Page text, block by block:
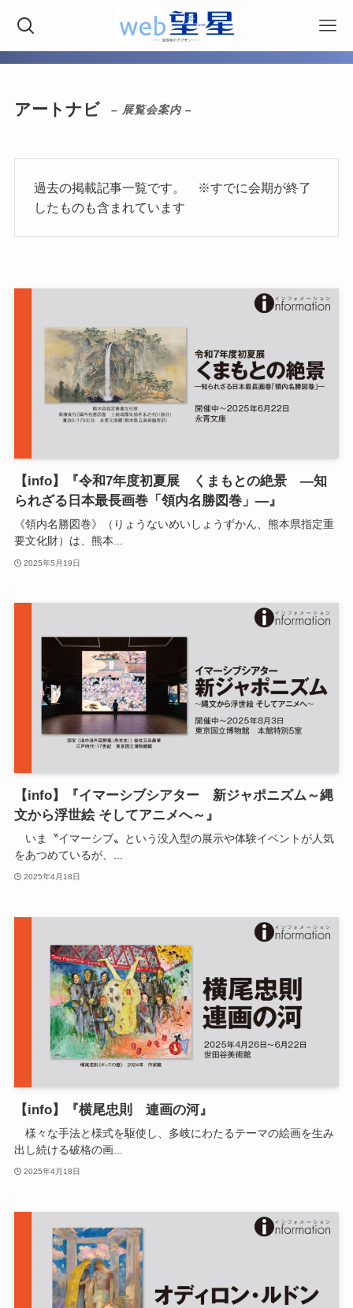
アートナビ – 展覧会案内 –
過去の掲載記事一覧です。 ※すでに会期が終了
したものも含まれています
【info】『令和7年度初夏展 くまもとの絶景 ―知
られざる日本最長画巻「領内名勝図巻」―』
《領内名勝図巻》（りょうないめいしょうずかん、熊本県指定重
要文化財）は、熊本...
2025年5月19日
【info】『イマーシブシアター 新ジャポニズム～縄
文から浮世絵 そしてアニメへ～』
いま〝イマーシブ〟という没入型の展示や体験イベントが人気
をあつめているが、...
2025年4月18日
【info】『横尾忠則 連画の河』
様々な手法と様式を駆使し、多岐にわたるテーマの絵画を生み
出し続ける破格の画...
2025年4月18日